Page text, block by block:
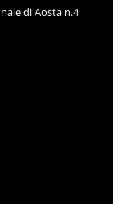
di Aosta n.4